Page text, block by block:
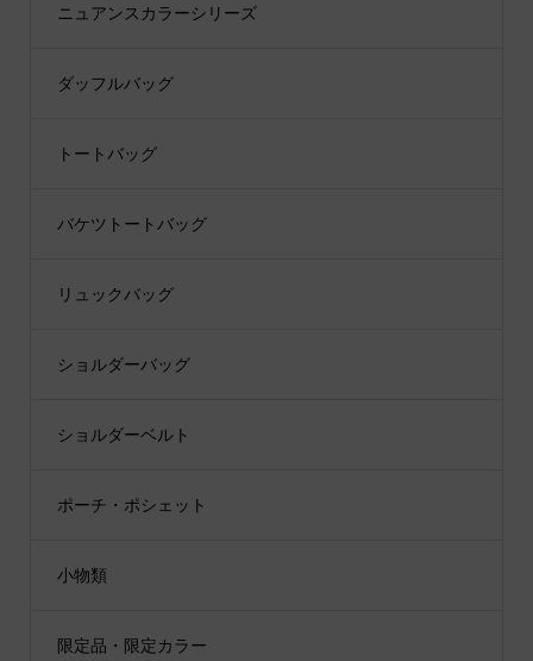
ニュアンスカラーシリーズ
ダッフルバッグ
トートバッグ
バケツトートバッグ
リュックバッグ
ショルダーバッグ
ショルダーベルト
ポーチ・ポシェット
小物類
限定品・限定カラー